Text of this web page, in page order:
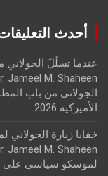
أحدث
الجولاني من باب
الأميركية 2026
لموسكو سياسي على